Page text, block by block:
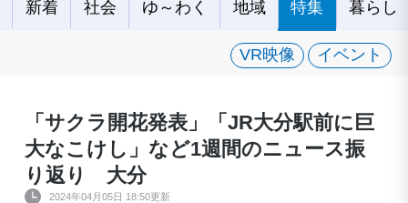
新着 社会 ゆ～わく 地域 特集 暮らし
VR映像 イベント
「サクラ開花発表」「JR大分駅前に巨
大なこけし」など1週間のニュース振
り返り 大分
2024年04月05日 18:50更新